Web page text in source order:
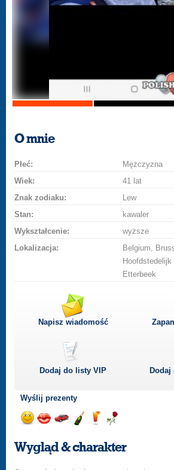
O mnie
Płeć:
Mężczyzna
Wiek:
41 lat
Znak zodiaku:
Lew
Stan:
kawaler
Wykształcenie:
wyższe
Lokalizacja:
Belgium,
Hoofdstedelijk
Etterbeek
Napisz wiadomość
Dodaj do listyVIP
Wyślij prezenty
uśmiech
buziakasamochodem
szampana
drinka
różę
Wygląd & charakter